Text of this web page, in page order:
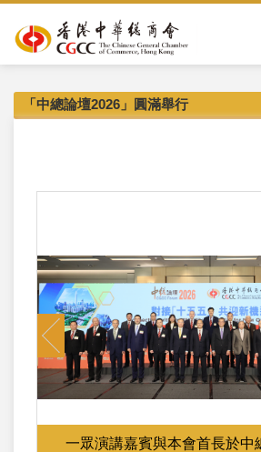
「中總論壇2026」圓滿舉行
一眾演講嘉賓與本會首長於中
Previous